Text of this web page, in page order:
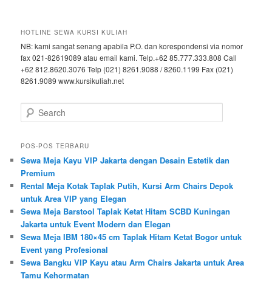
HOTLINE SEWA KURSI KULIAH
NB: kami sangat senang apabila P.O. dan korespondensi via nomor
fax 021-82619089 atau email kami. Telp.+62 85.777.333.808 Call
+62 812.8620.3076 Telp (021) 8261.9088 / 8260.1199 Fax (021)
8261.9089 www.kursikuliah.net
Search
POS-POS TERBARU
Sewa Meja Kayu VIP Jakarta dengan Desain Estetik dan
Premium
Rental Meja Kotak Taplak Putih, Kursi Arm Chairs Depok
untuk Area VIP yang Elegan
Sewa Meja Barstool Taplak Ketat Hitam SCBD Kuningan
Jakarta untuk Event Modern dan Elegan
Sewa Meja IBM 180×45 cm Taplak Hitam Ketat Bogor untuk
Event yang Profesional
Sewa Bangku VIP Kayu atau Arm Chairs Jakarta untuk Area
Tamu Kehormatan